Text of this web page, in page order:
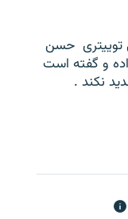
توییتری ‌ حسن
و گفته است
نکند .